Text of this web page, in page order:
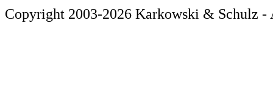
Copyright 2003-2026 Karkowski & Schulz